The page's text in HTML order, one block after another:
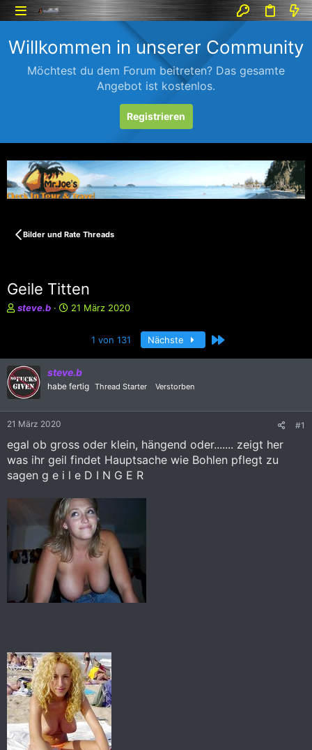
Willkommen in unserer Community
Möchtest du dem Forum beitreten? Das gesamte
Angebot ist kostenlos.
Registrieren
Bilder und Rate Threads
Geile Titten
E
e
l
l
e
steve.b
E
e
l
l
21 März 2020
1 von 131 Nächste Letzte
steve.b
habe fertig Thread Starter Verstorben
21 März 2020 #1
egal ob gross oder klein, hängend oder....... zeigt her
was ihr geil findet Hauptsache wie Bohlen pflegt zu
sagen g e i l e D I N G E R